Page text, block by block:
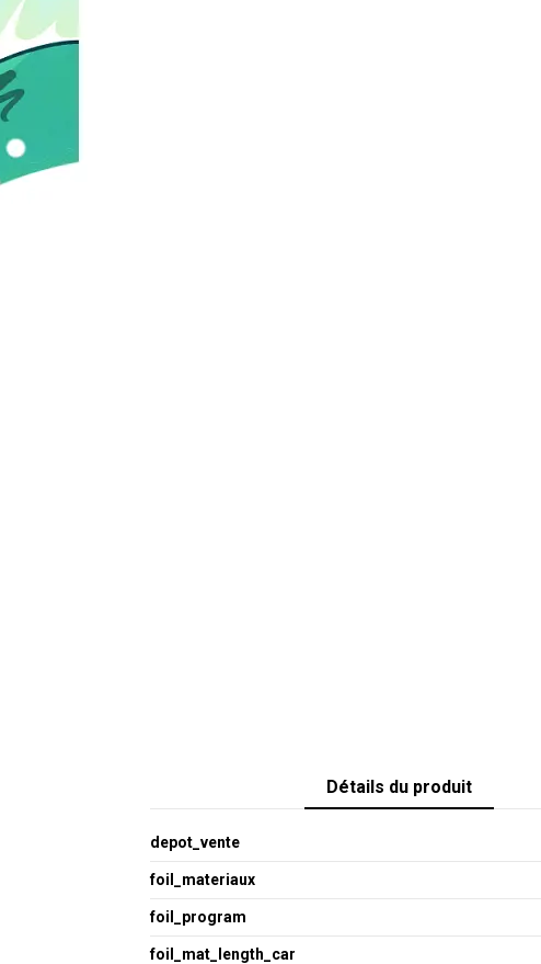
Détails du produit
depot_vente
foil_materiaux
foil_program
foil_mat_length_car